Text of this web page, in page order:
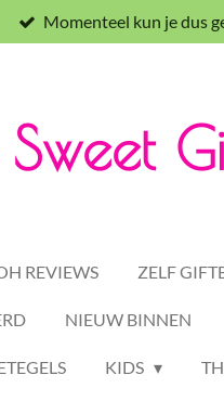
Momenteel kun je dus
Sweet
REVIEWS ZELF
NIEUW BINNEN
KIDS